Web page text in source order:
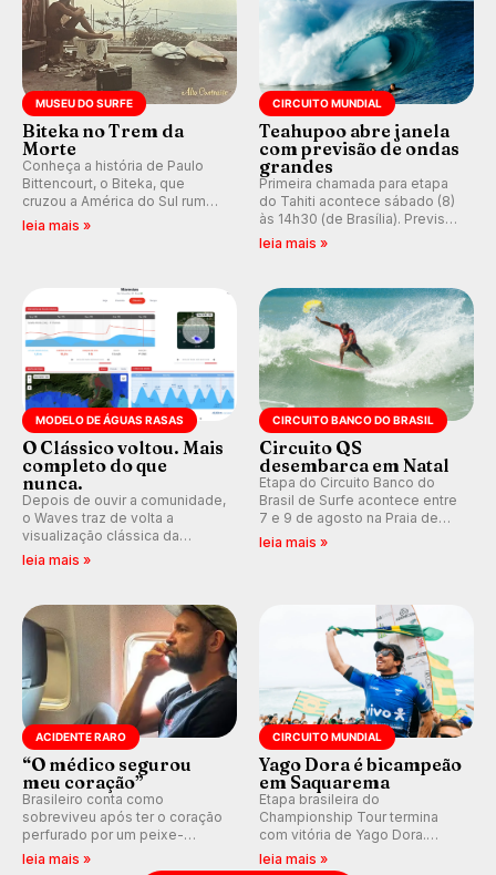
MUSEU DO SURFE
Biteka no Trem da
Morte
Conheça a história de Paulo
Bittencourt, o Biteka, que
cruzou a América do Sul rumo
ao Pacífico em uma jornada
leia mais »
CIRCUITO MUNDIAL
Teahupoo abre janela
com previsão de ondas
grandes
Primeira chamada para etapa
do Tahiti acontece sábado (8)
às 14h30 (de Brasília). Previsão
indica swell consistente.
Kelly Slater convidado.
leia mais »
MODELO DE ÁGUAS RASAS
O Clássico voltou. Mais
completo do que
nunca.
Depois de ouvir a comunidade,
o Waves traz de volta a
visualização clássica da
previsão de águas rasas,
ondas para até 16 dias.
leia mais »
CIRCUITO BANCO DO BRASIL
Circuito QS
desembarca em Natal
Etapa do Circuito Banco do
Brasil de Surfe acontece entre
7 e 9 de agosto na Praia de
Miami (RN), em disputas
leia mais »
ACIDENTE RARO
“O médico segurou
meu coração”
Brasileiro conta como
sobreviveu após ter o coração
perfurado por um peixe-
agulha enquanto surfava na
leia mais »
CIRCUITO MUNDIAL
Yago Dora é bicampeão
em Saquarema
Etapa brasileira do
Championship Tour termina
com vitória de Yago Dora.
Sawyer Lindblad vence entre
as mulheres e Leonardo
leia mais »